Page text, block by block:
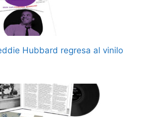
Hubbard regresa al vinilo